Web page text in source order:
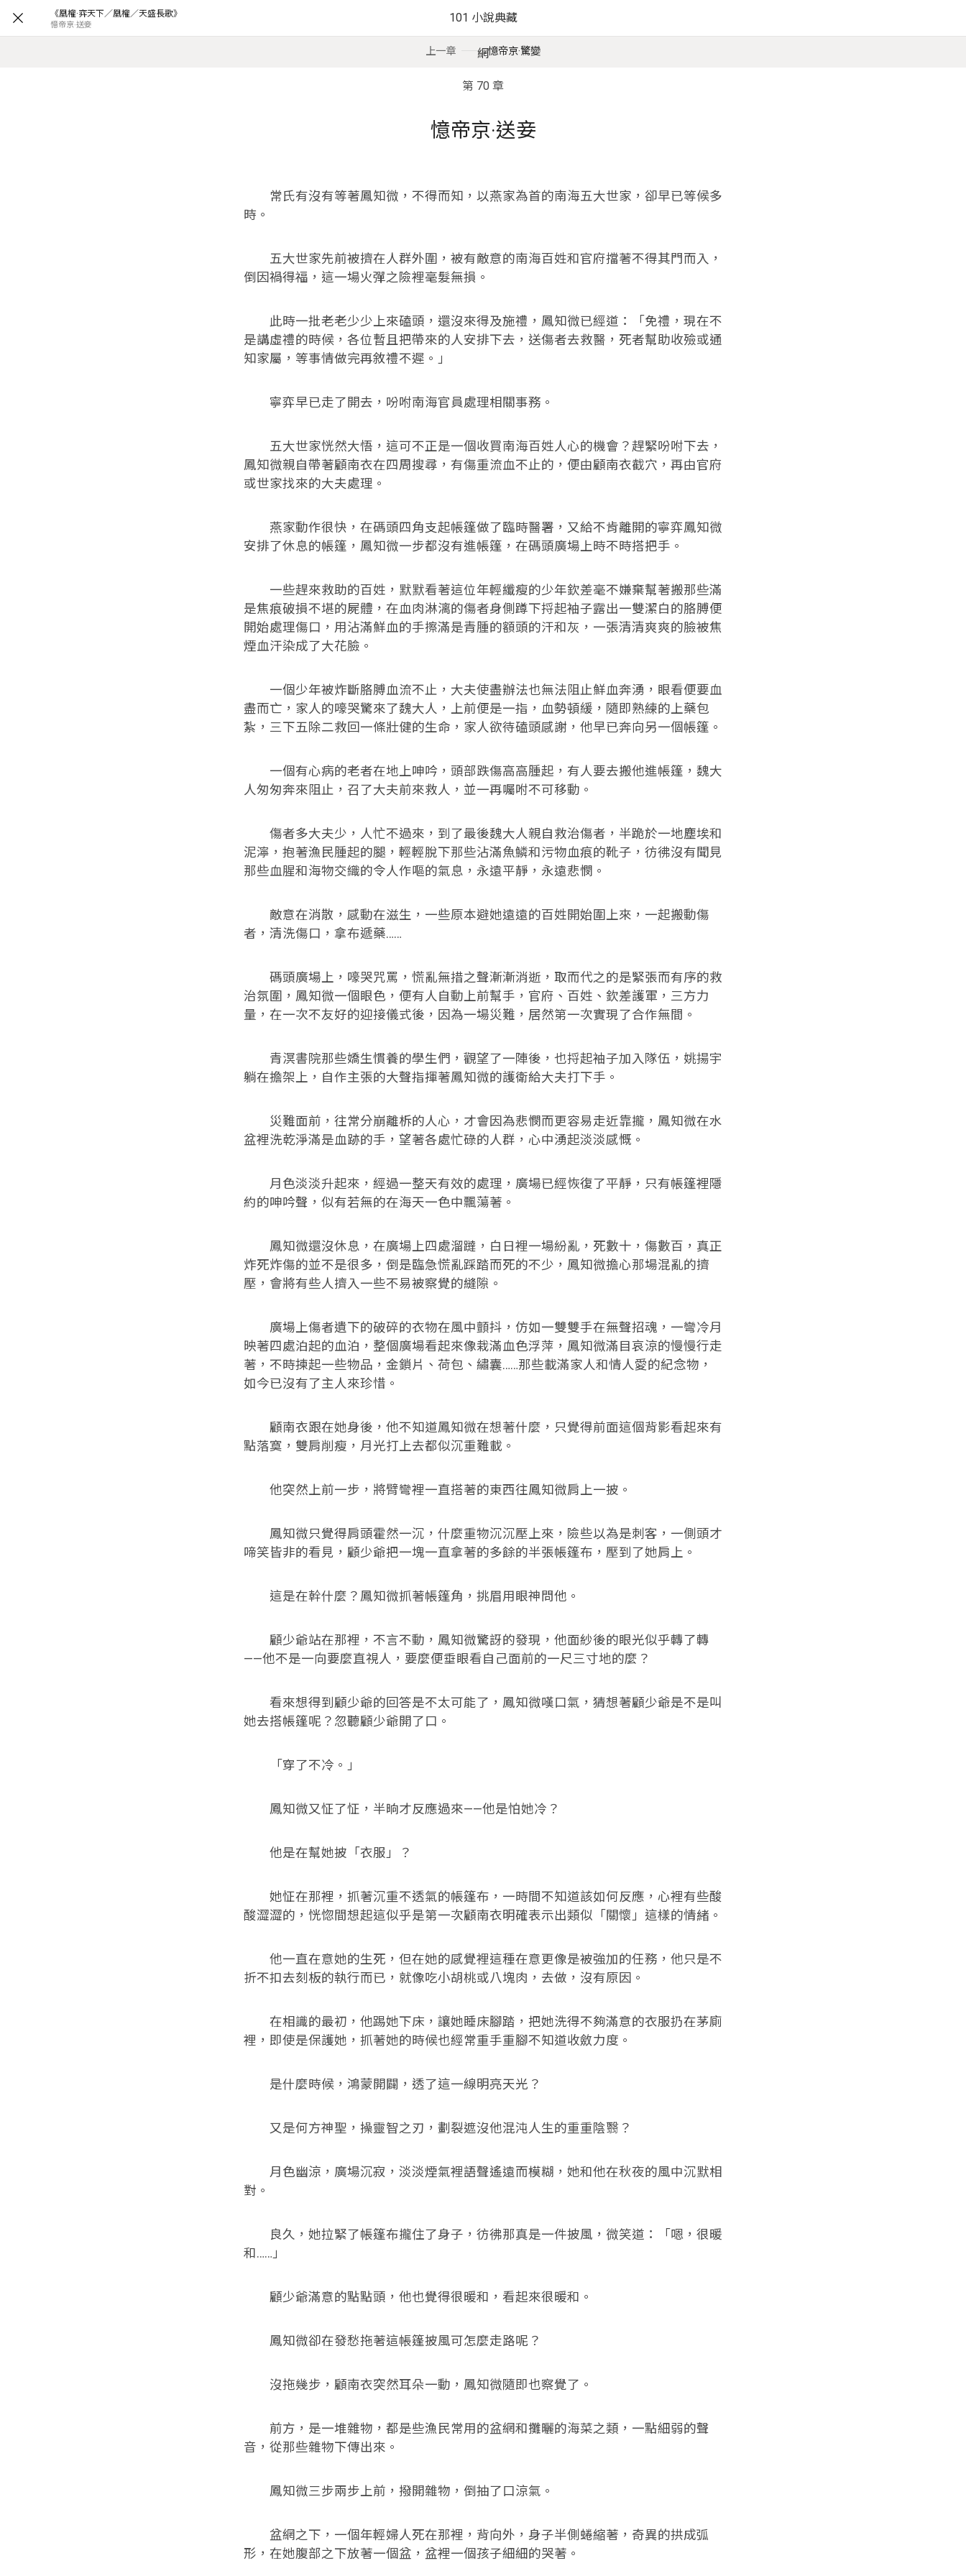
《凰權·弈天下／凰權／天盛長歌》
憶帝京·送妾 101 小說典藏
網
上一章 憶帝京·驚變
第 70 章
憶帝京·送妾
常氏有沒有等著鳳知微，不得而知，以燕家為首的南海五大世家，卻早已等候多
時。
五大世家先前被擠在人群外圍，被有敵意的南海百姓和官府擋著不得其門而入，
倒因禍得福，這一場火彈之險裡毫髮無損。
此時一批老老少少上來磕頭，還沒來得及施禮，鳳知微已經道：「免禮，現在不
是講虛禮的時候，各位暫且把帶來的人安排下去，送傷者去救醫，死者幫助收殮或通
知家屬，等事情做完再敘禮不遲。」
寧弈早已走了開去，吩咐南海官員處理相關事務。
五大世家恍然大悟，這可不正是一個收買南海百姓人心的機會？趕緊吩咐下去，
鳳知微親自帶著顧南衣在四周搜尋，有傷重流血不止的，便由顧南衣截穴，再由官府
或世家找來的大夫處理。
燕家動作很快，在碼頭四角支起帳篷做了臨時醫署，又給不肯離開的寧弈鳳知微
安排了休息的帳篷，鳳知微一步都沒有進帳篷，在碼頭廣場上時不時搭把手。
一些趕來救助的百姓，默默看著這位年輕纖瘦的少年欽差毫不嫌棄幫著搬那些滿
是焦痕破損不堪的屍體，在血肉淋漓的傷者身側蹲下捋起袖子露出一雙潔白的胳膊便
開始處理傷口，用沾滿鮮血的手擦滿是青腫的額頭的汗和灰，一張清清爽爽的臉被焦
煙血汗染成了大花臉。
一個少年被炸斷胳膊血流不止，大夫使盡辦法也無法阻止鮮血奔湧，眼看便要血
盡而亡，家人的嚎哭驚來了魏大人，上前便是一指，血勢頓緩，隨即熟練的上藥包
紮，三下五除二救回一條壯健的生命，家人欲待磕頭感謝，他早已奔向另一個帳篷。
一個有心病的老者在地上呻吟，頭部跌傷高高腫起，有人要去搬他進帳篷，魏大
人匆匆奔來阻止，召了大夫前來救人，並一再囑咐不可移動。
傷者多大夫少，人忙不過來，到了最後魏大人親自救治傷者，半跪於一地塵埃和
泥濘，抱著漁民腫起的腿，輕輕脫下那些沾滿魚鱗和污物血痕的靴子，彷彿沒有聞見
那些血腥和海物交織的令人作嘔的氣息，永遠平靜，永遠悲憫。
敵意在消散，感動在滋生，一些原本避她遠遠的百姓開始圍上來，一起搬動傷
者，清洗傷口，拿布遞藥……
碼頭廣場上，嚎哭咒罵，慌亂無措之聲漸漸消逝，取而代之的是緊張而有序的救
治氛圍，鳳知微一個眼色，便有人自動上前幫手，官府、百姓、欽差護軍，三方力
量，在一次不友好的迎接儀式後，因為一場災難，居然第一次實現了合作無間。
青溟書院那些嬌生慣養的學生們，觀望了一陣後，也捋起袖子加入隊伍，姚揚宇
躺在擔架上，自作主張的大聲指揮著鳳知微的護衛給大夫打下手。
災難面前，往常分崩離柝的人心，才會因為悲憫而更容易走近靠攏，鳳知微在水
盆裡洗乾淨滿是血跡的手，望著各處忙碌的人群，心中湧起淡淡感慨。
月色淡淡升起來，經過一整天有效的處理，廣場已經恢復了平靜，只有帳篷裡隱
約的呻吟聲，似有若無的在海天一色中飄蕩著。
鳳知微還沒休息，在廣場上四處溜躂，白日裡一場紛亂，死數十，傷數百，真正
炸死炸傷的並不是很多，倒是臨急慌亂踩踏而死的不少，鳳知微擔心那場混亂的擠
壓，會將有些人擠入一些不易被察覺的縫隙。
廣場上傷者遺下的破碎的衣物在風中顫抖，仿如一雙雙手在無聲招魂，一彎冷月
映著四處泊起的血泊，整個廣場看起來像栽滿血色浮萍，鳳知微滿目哀涼的慢慢行走
著，不時揀起一些物品，金鎖片、荷包、繡囊……那些載滿家人和情人愛的紀念物，
如今已沒有了主人來珍惜。
顧南衣跟在她身後，他不知道鳳知微在想著什麼，只覺得前面這個背影看起來有
點落寞，雙肩削瘦，月光打上去都似沉重難載。
他突然上前一步，將臂彎裡一直搭著的東西往鳳知微肩上一披。
鳳知微只覺得肩頭霍然一沉，什麼重物沉沉壓上來，險些以為是刺客，一側頭才
啼笑皆非的看見，顧少爺把一塊一直拿著的多餘的半張帳篷布，壓到了她肩上。
這是在幹什麼？鳳知微抓著帳篷角，挑眉用眼神問他。
顧少爺站在那裡，不言不動，鳳知微驚訝的發現，他面紗後的眼光似乎轉了轉
——他不是一向要麼直視人，要麼便垂眼看自己面前的一尺三寸地的麼？
看來想得到顧少爺的回答是不太可能了，鳳知微嘆口氣，猜想著顧少爺是不是叫
她去搭帳篷呢？忽聽顧少爺開了口。
「穿了不冷。」
鳳知微又怔了怔，半晌才反應過來——他是怕她冷？
他是在幫她披「衣服」？
她怔在那裡，抓著沉重不透氣的帳篷布，一時間不知道該如何反應，心裡有些酸
酸澀澀的，恍惚間想起這似乎是第一次顧南衣明確表示出類似「關懷」這樣的情緒。
他一直在意她的生死，但在她的感覺裡這種在意更像是被強加的任務，他只是不
折不扣去刻板的執行而已，就像吃小胡桃或八塊肉，去做，沒有原因。
在相識的最初，他踢她下床，讓她睡床腳踏，把她洗得不夠滿意的衣服扔在茅廁
裡，即使是保護她，抓著她的時候也經常重手重腳不知道收斂力度。
是什麼時候，鴻蒙開闢，透了這一線明亮天光？
又是何方神聖，操靈智之刃，劃裂遮沒他混沌人生的重重陰翳？
月色幽涼，廣場沉寂，淡淡煙氣裡語聲遙遠而模糊，她和他在秋夜的風中沉默相
對。
良久，她拉緊了帳篷布攏住了身子，彷彿那真是一件披風，微笑道：「嗯，很暖
和……」
顧少爺滿意的點點頭，他也覺得很暖和，看起來很暖和。
鳳知微卻在發愁拖著這帳篷披風可怎麼走路呢？
沒拖幾步，顧南衣突然耳朵一動，鳳知微隨即也察覺了。
前方，是一堆雜物，都是些漁民常用的盆網和攤曬的海菜之類，一點細弱的聲
音，從那些雜物下傳出來。
鳳知微三步兩步上前，撥開雜物，倒抽了口涼氣。
盆網之下，一個年輕婦人死在那裡，背向外，身子半側蜷縮著，奇異的拱成弧
形，在她腹部之下放著一個盆，盆裡一個孩子細細的哭著。